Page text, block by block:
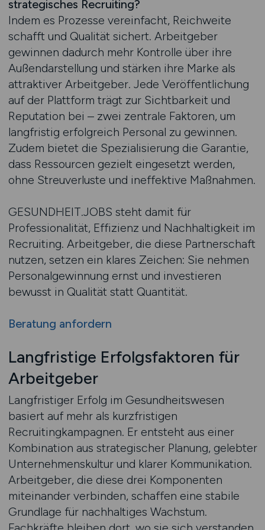
strategisches Recruiting?
Indem es Prozesse vereinfacht, Reichweite
schafft und Qualität sichert. Arbeitgeber
gewinnen dadurch mehr Kontrolle über ihre
Außendarstellung und stärken ihre Marke als
attraktiver Arbeitgeber. Jede Veröffentlichung
auf der Plattform trägt zur Sichtbarkeit und
Reputation bei – zwei zentrale Faktoren, um
langfristig erfolgreich Personal zu gewinnen.
Zudem bietet die Spezialisierung die Garantie,
dass Ressourcen gezielt eingesetzt werden,
ohne Streuverluste und ineffektive Maßnahmen.
GESUNDHEIT.JOBS steht damit für
Professionalität, Effizienz und Nachhaltigkeit im
Recruiting. Arbeitgeber, die diese Partnerschaft
nutzen, setzen ein klares Zeichen: Sie nehmen
Personalgewinnung ernst und investieren
bewusst in Qualität statt Quantität.
Beratung anfordern
Langfristige Erfolgsfaktoren für
Arbeitgeber
Langfristiger Erfolg im Gesundheitswesen
basiert auf mehr als kurzfristigen
Recruitingkampagnen. Er entsteht aus einer
Kombination aus strategischer Planung, gelebter
Unternehmenskultur und klarer Kommunikation.
Arbeitgeber, die diese drei Komponenten
miteinander verbinden, schaffen eine stabile
Grundlage für nachhaltiges Wachstum.